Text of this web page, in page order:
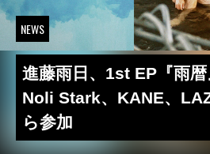
NEWS
進藤雨日、1st EP『雨
Noli Stark、KANE、
ら参加